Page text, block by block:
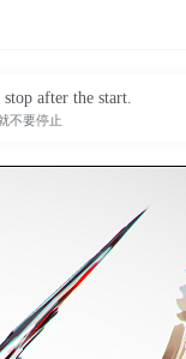
after the start.
不要停止